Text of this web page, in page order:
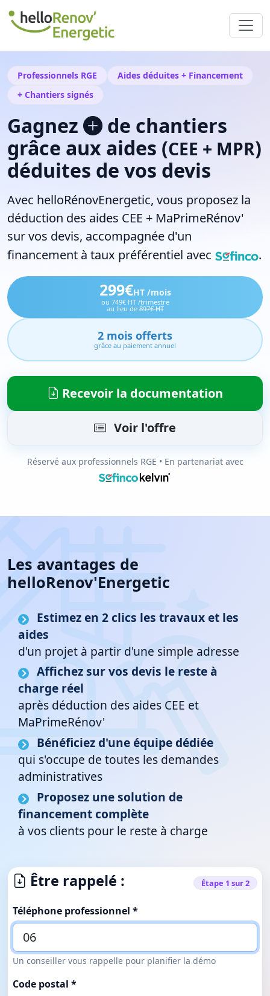
Professionnels RGE
Aides déduites + Financement
+ Chantiers signés
Gagnez
de chantiers
grâce aux aides (CEE + MPR)
déduites de vos devis
Avec helloRénovEnergetic, vous proposez la
déduction des aides CEE + MaPrimeRénov'
sur vos devis, accompagnée d'un
financement à taux préférentiel avec
.
299€HT /mois
ou 749€ HT /trimestre
au lieu de897€ HT
2 mois offerts
grâce au paiement annuel
Recevoir la documentation
Voir l'offre
Réservé aux professionnels RGE • En partenariat avec
Les avantages de
helloRenov'Energetic
Estimez en 2 clics les travaux et les
aides
d'un projet à partir d'une simple adresse
Affichez sur vos devis le reste à
charge réel
après déduction des aides CEE et
MaPrimeRénov'
Bénéficiez d'une équipe dédiée
qui s'occupe de toutes les demandes
administratives
Proposez une solution de
financement complète
à vos clients pour le reste à charge
Être rappelé : Étape 1 sur 2
Téléphone professionnel *
Un conseiller vous rappelle pour planifier la démo
Code postal *